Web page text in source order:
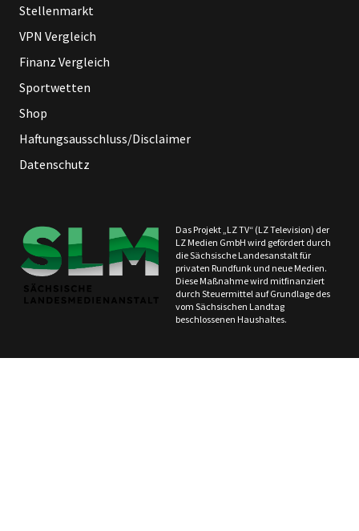
Stellenmarkt
VPN Vergleich
Finanz Vergleich
Sportwetten
Shop
Haftungsausschluss/Disclaimer
Datenschutz
Das Projekt „LZ TV“ (LZ Television) der
LZ Medien GmbH wird gefördert durch
die Sächsische Landesanstalt für
privaten Rundfunk und neue Medien.
Diese Maßnahme wird mitfinanziert
durch Steuermittel auf Grundlage des
vom Sächsischen Landtag
beschlossenen Haushaltes.